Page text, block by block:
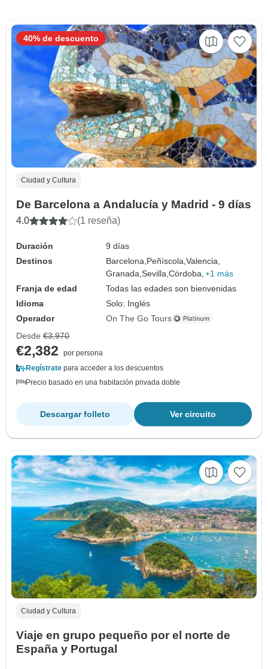
Ciudad y Cultura
De Barcelona a Andalucía y Madrid - 9 días
4.0 (1 reseña)
Duración
9 días
Destinos
Barcelona, Peñíscola,Valencia,
Granada,Sevilla,Córdoba, +1 más
Franja de edad
Todas las edades son bienvenidas
Idioma
Solo: Inglés
Operador
On The Go Tours
40% de descuento
Desde €3,970
€2,382
por persona
Regístrate para acceder a los descuentos
Precio basado en una habitación privada doble
Ver circuito
Descargar folleto
Ciudad y Cultura
Viaje en grupo pequeño por el norte de
España y Portugal